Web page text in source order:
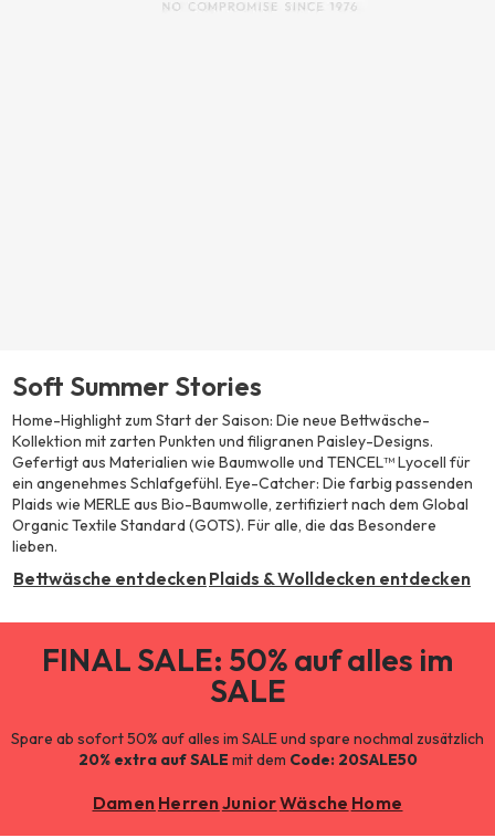
Soft Summer Stories
Home-Highlight zum Start der Saison: Die neue Bettwäsche-
Kollektion mit zarten Punkten und filigranen Paisley-Designs.
Gefertigt aus Materialien wie Baumwolle und TENCEL™ Lyocell für
ein angenehmes Schlafgefühl. Eye-Catcher: Die farbig passenden
Plaids wie MERLE aus Bio-Baumwolle, zertifiziert nach dem Global
Organic Textile Standard (GOTS). Für alle, die das Besondere
lieben.
Bettwäsche entdeckenPlaids & Wolldecken entdecken
FINAL SALE: 50% auf alles im
SALE
Spare ab sofort 50% auf alles im SALE und spare nochmal zusätzlich
20% extra auf SALE mit dem Code: 20SALE50
Damen HerrenJuniorWäsche Home